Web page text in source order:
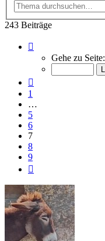
243 Beiträge
von
Gehe zu Seite:
1
…
5
6
7
8
9